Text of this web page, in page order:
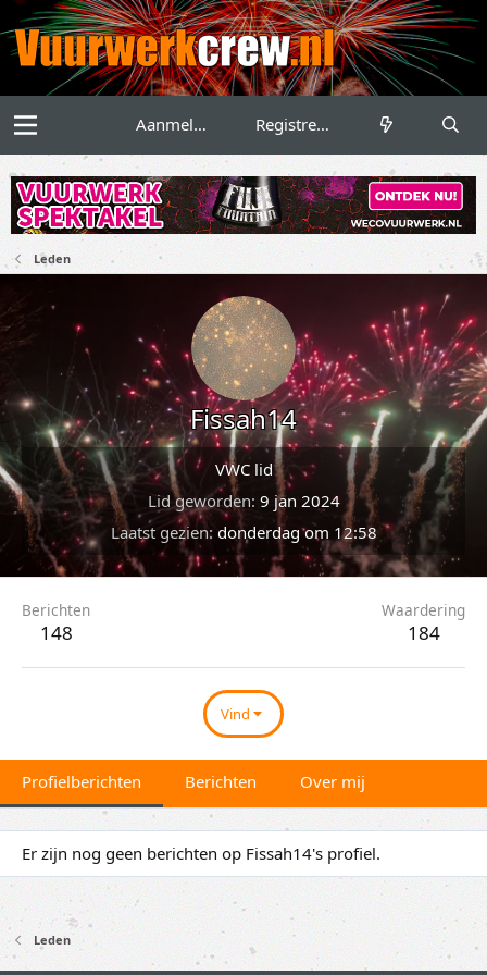
Aanmelden Registreren
Leden
Fissah14
VWC lid
Lid geworden 9 jan 2024
Laatst gezien donderdag om 12:58
Berichten
148
Waardering
184
Vind
Profielberichten Berichten Over mij
Er zijn nog geen berichten op Fissah14's profiel.
Leden